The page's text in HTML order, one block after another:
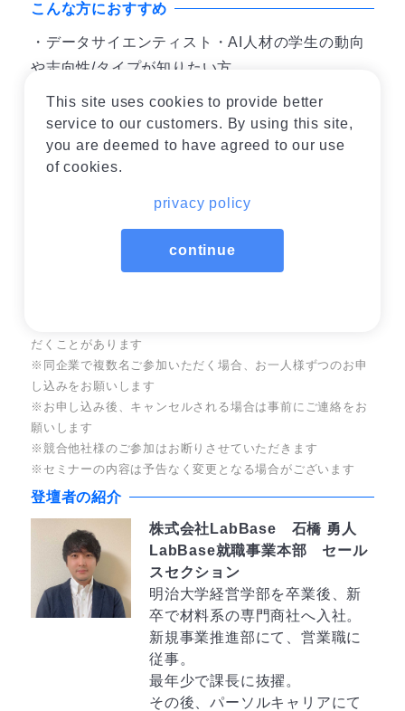
こんな方におすすめ
・データサイエンティスト・AI人材の学生の動向
や志向性/タイプが知りたい方
・データサイエンティスト・AI人材の学生の志望
度を上げる秘訣を押さえたい方
・今まで中途採用がメインだったが、これから新
卒採用を視野に考えている方
4月5日(水) 12:00 – 12:45
だくことがあります
※同企業で複数名ご参加いただく場合、お一人様ずつのお申
し込みをお願いします
※お申し込み後、キャンセルされる場合は事前にご連絡をお
願いします
※競合他社様のご参加はお断りさせていただきます
※セミナーの内容は予告なく変更となる場合がございます
登壇者の紹介
株式会社LabBase 石橋 勇人
LabBase就職事業本部 セール
スセクション
明治大学経営学部を卒業後、新
卒で材料系の専門商社へ入社。
新規事業推進部にて、営業職に
従事。
最年少で課長に抜擢。
その後、パーソルキャリアにて
This site uses cookies to provide better
service to our customers. By using this site,
you are deemed to have agreed to our use
of cookies.
privacy policy
continue